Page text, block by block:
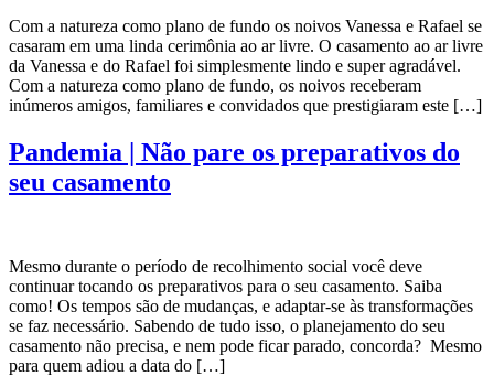
Com a natureza como plano de fundo os noivos Vanessa e Rafael se
casaram em uma linda cerimônia ao ar livre. O casamento ao ar livre
da Vanessa e do Rafael foi simplesmente lindo e super agradável.
Com a natureza como plano de fundo, os noivos receberam
inúmeros amigos, familiares e convidados que prestigiaram este […]
Pandemia | Não pare os preparativos do
seu casamento
Mesmo durante o período de recolhimento social você deve
continuar tocando os preparativos para o seu casamento. Saiba
como! Os tempos são de mudanças, e adaptar-se às transformações
se faz necessário. Sabendo de tudo isso, o planejamento do seu
casamento não precisa, e nem pode ficar parado, concorda? Mesmo
para quem adiou a data do […]